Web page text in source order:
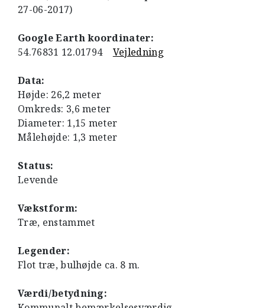
27-06-2017)
Google Earth koordinater:
54.76831 12.01794 Vejledning
Data:
Højde: 26,2 meter
Omkreds: 3,6 meter
Diameter: 1,15 meter
Målehøjde: 1,3 meter
Status:
Levende
Vækstform:
Træ, enstammet
Legender:
Flot træ, bulhøjde ca. 8 m.
Værdi/betydning: